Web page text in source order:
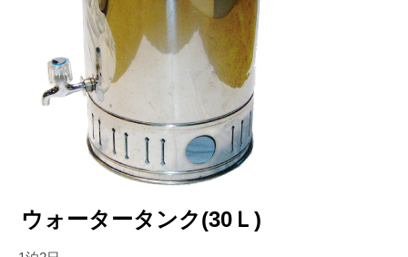
ウォータータンク(30Ｌ)